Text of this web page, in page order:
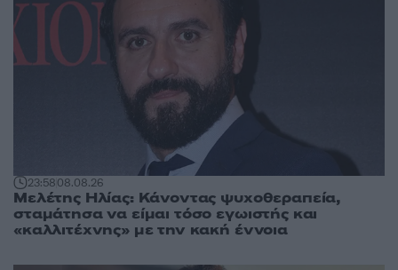
23:5808.08.26
Μελέτης Ηλίας: Κάνοντας ψυχοθεραπεία,
σταμάτησα να είμαι τόσο εγωιστής και
«καλλιτέχνης» με την κακή έννοια